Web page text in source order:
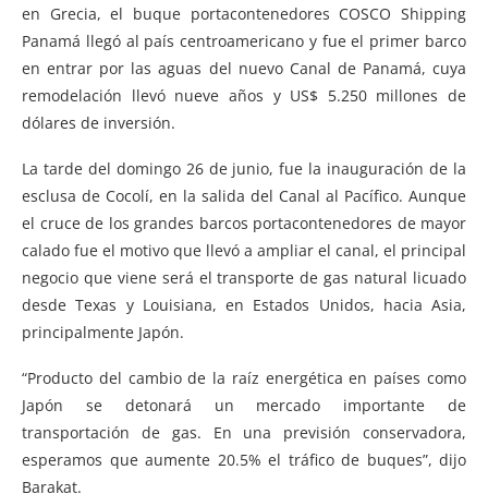
en Grecia, el buque portacontenedores COSCO Shipping
Panamá llegó al país centroamericano y fue el primer barco
en entrar por las aguas del nuevo Canal de Panamá, cuya
remodelación llevó nueve años y US$ 5.250 millones de
dólares de inversión.
La tarde del domingo 26 de junio, fue la inauguración de la
esclusa de Cocolí, en la salida del Canal al Pacífico. Aunque
el cruce de los grandes barcos portacontenedores de mayor
calado fue el motivo que llevó a ampliar el canal, el principal
negocio que viene será el transporte de gas natural licuado
desde Texas y Louisiana, en Estados Unidos, hacia Asia,
principalmente Japón.
“Producto del cambio de la raíz energética en países como
Japón se detonará un mercado importante de
transportación de gas. En una previsión conservadora,
esperamos que aumente 20.5% el tráfico de buques”, dijo
Barakat.